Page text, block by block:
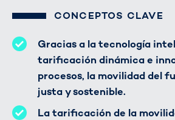
CONCEPTOS CLAVE
Gracias a la tecnología
tarificación dinámica e
procesos, la movilidad del
justa y sostenible.
La tarificación de la